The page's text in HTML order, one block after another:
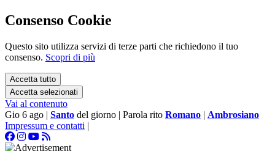
Consenso Cookie
Questo sito utilizza servizi di terze parti che richiedono il tuo
consenso. Scopri di più
Accetta tutto
Accetta selezionati
Vai al contenuto
Gio 6 ago | Santo del giorno | Parola rito Romano | Ambrosiano
Impressum e contatti |